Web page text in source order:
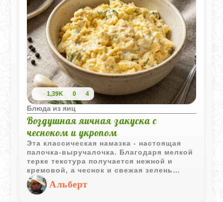
1,39K 0 4
Блюда из яиц
Воздушная яичная закуска с
чесноком и укропом
Эта классическая намазка - настоящая
палочка-выручалочка. Благодаря мелкой
терке текстура получается нежной и
кремовой, а чеснок и свежая зелень
придают блюду яркий, аппетитный
аромат. Закуска одинаково хороша и как
быстрый перекус на хрустящем тосте, и
Альберт